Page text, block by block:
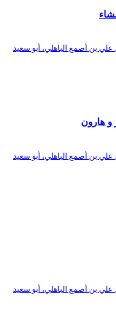
بن أصمع الباهلي، أبو سعيد
و هارون
بن أصمع الباهلي، أبو سعيد
بن أصمع الباهلي، أبو سعيد